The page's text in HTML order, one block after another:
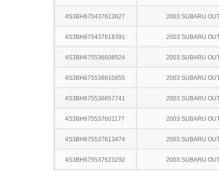
4S3BH675437613627 2003 SUBARU
4S3BH675437618391 2003 SUBARU
4S3BH675536608524 2003 SUBARU
4S3BH675536610855 2003 SUBARU
4S3BH675536657741 2003 SUBARU
4S3BH675537601177 2003 SUBARU
4S3BH675537613474 2003 SUBARU
4S3BH675537623292 2003 SUBARU